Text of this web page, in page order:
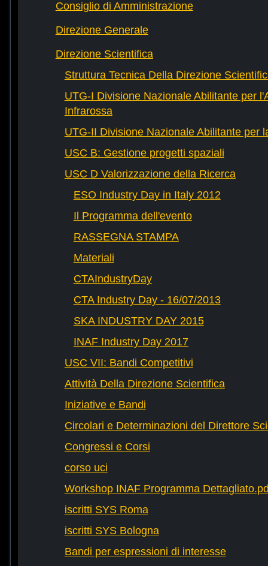
Consiglio di Amministrazione
Direzione Generale
Direzione Scientifica
Struttura Tecnica Della Direzione
UTG-I Divisione Nazionale Abilitante per
Infrarossa
UTG-II Divisione Nazionale Abilitante per
USC B: Gestione progetti spaziali
USC D Valorizzazione della Ricerca
ESO Industry Day in Italy 2012
Il Programma dell'evento
RASSEGNA STAMPA
Materiali
CTAIndustryDay
CTA Industry Day - 16/07/2013
SKA INDUSTRY DAY 2015
INAF Industry Day 2017
USC VII: Bandi Competitivi
Attività Della Direzione Scientifica
Iniziative e Bandi
Circolari e Determinazioni del Direttore
Congressi e Corsi
corso uci
Workshop INAF Programma
iscritti SYS Roma
iscritti SYS Bologna
Bandi per espressioni di interesse